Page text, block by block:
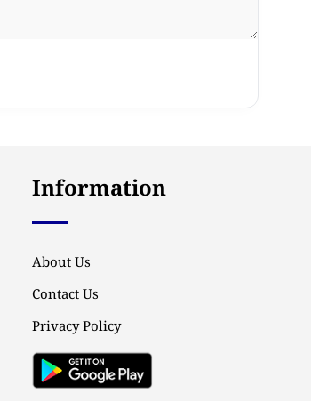
Information
About Us
Contact Us
Privacy Policy